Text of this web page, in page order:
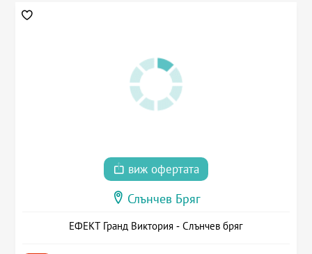
виж офертата
Слънчев Бряг
ЕФЕКТ Гранд Виктория - Слънчев бряг